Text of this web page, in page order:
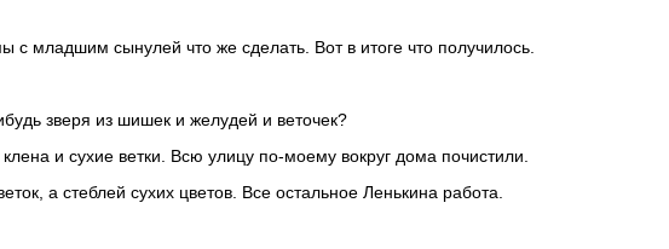
с младшим сынулей что же сделать. Вот в итоге что получилось.
зверя из шишек и желудей и веточек?
и сухие ветки. Всю улицу по-моему вокруг дома почистили.
а стеблей сухих цветов. Все остальное Ленькина работа.